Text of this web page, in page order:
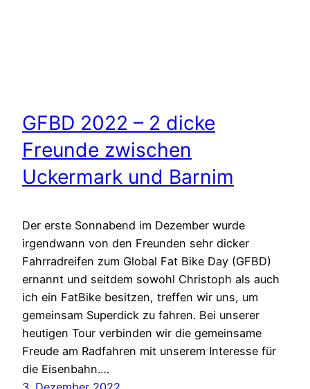
GFBD 2022 – 2 dicke
Freunde zwischen
Uckermark und Barnim
Der erste Sonnabend im Dezember wurde
irgendwann von den Freunden sehr dicker
Fahrradreifen zum Global Fat Bike Day (GFBD)
ernannt und seitdem sowohl Christoph als auch
ich ein FatBike besitzen, treffen wir uns, um
gemeinsam Superdick zu fahren. Bei unserer
heutigen Tour verbinden wir die gemeinsame
Freude am Radfahren mit unserem Interesse für
die Eisenbahn.…